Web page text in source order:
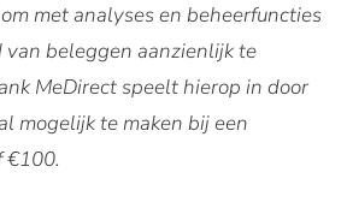
met analyses en beheerfuncties
beleggen aanzienlijk te
MeDirect speelt hierop in door
mogelijk te maken bij een
€100.